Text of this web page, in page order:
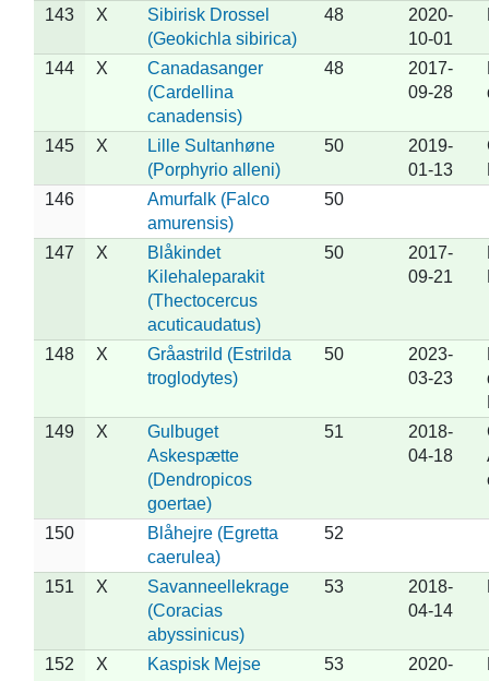
143 X
Sibirisk Drossel
(Geokichla sibirica)
48
2020-
10-01
144 X
Canadasanger
(Cardellina
canadensis)
48
2017-
09-28
145 X
Lille Sultanhøne
(Porphyrio alleni)
50
2019-
01-13
146
Amurfalk (Falco
amurensis)
50
147 X
Blåkindet
Kilehaleparakit
(Thectocercus
acuticaudatus)
50
2017-
09-21
148 X
Gråastrild (Estrilda
troglodytes)
50
2023-
03-23
149
X
Gulbuget
Askespætte
(Dendropicos
goertae)
51
2018-
04-18
150
Blåhejre (Egretta
caerulea)
52
151 X
Savanneellekrage
(Coracias
abyssinicus)
53
2018-
04-14
152 X
Kaspisk Mejse
53
2020-